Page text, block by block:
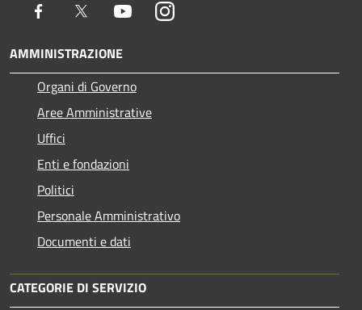
Facebook Twitter YoutubeInstagram
AMMINISTRAZIONE
Organi di Governo
Aree Amministrative
Uffici
Enti e fondazioni
Politici
Personale Amministrativo
Documenti e dati
CATEGORIE DI SERVIZIO